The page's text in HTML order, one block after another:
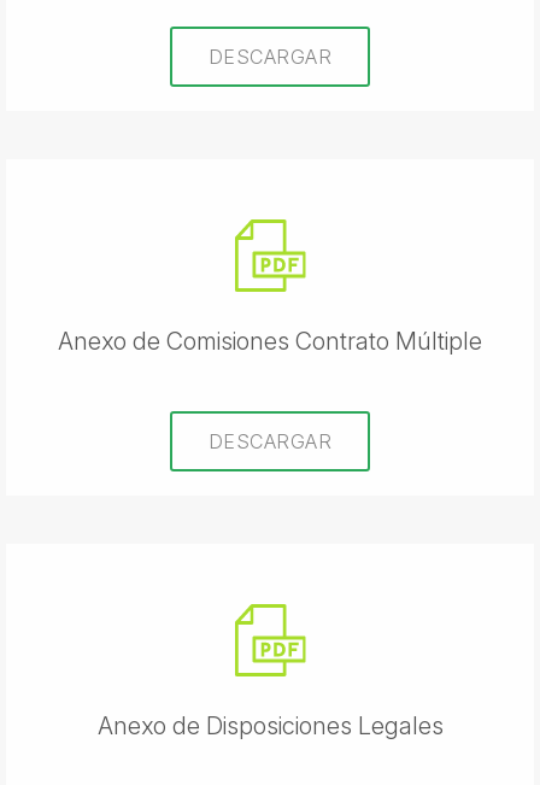
DESCARGAR
Anexo de Comisiones Contrato Múltiple
DESCARGAR
Anexo de Disposiciones Legales